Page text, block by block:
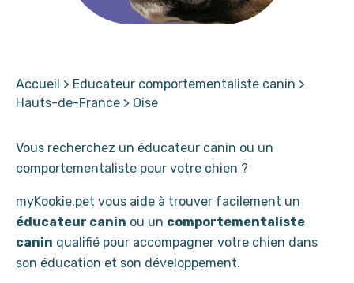
Accueil > Educateur comportementaliste canin >
Hauts-de-France > Oise
Vous recherchez un éducateur canin ou un
comportementaliste pour votre chien ?
myKookie.pet vous aide à trouver facilement un
éducateur canin ou un comportementaliste
canin qualifié pour accompagner votre chien dans
son éducation et son développement.